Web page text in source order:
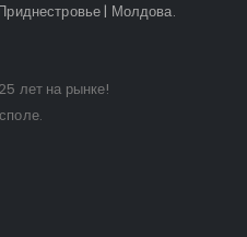
| Молдова.
лет на рынке!